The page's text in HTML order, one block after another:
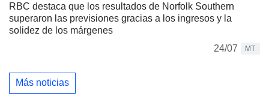
RBC destaca que los resultados de Norfolk Southern
superaron las previsiones gracias a los ingresos y la
solidez de los márgenes
24/07
MT
Más noticias